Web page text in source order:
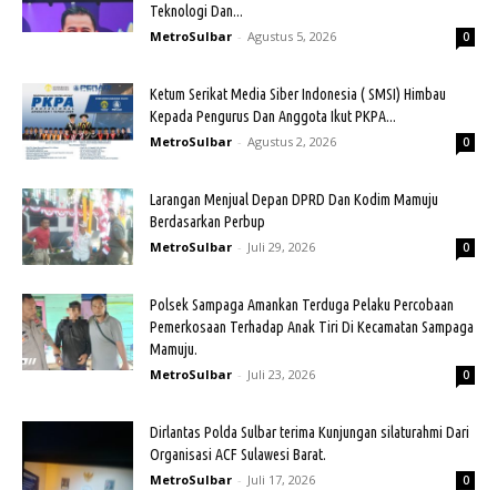
Teknologi Dan...
MetroSulbar - Agustus 5, 2026 0
Ketum Serikat Media Siber Indonesia ( SMSI) Himbau
Kepada Pengurus Dan Anggota Ikut PKPA...
MetroSulbar - Agustus 2, 2026 0
Larangan Menjual Depan DPRD Dan Kodim Mamuju
Berdasarkan Perbup
MetroSulbar - Juli 29, 2026 0
Polsek Sampaga Amankan Terduga Pelaku Percobaan
Pemerkosaan Terhadap Anak Tiri Di Kecamatan Sampaga
Mamuju.
MetroSulbar - Juli 23, 2026 0
Dirlantas Polda Sulbar terima Kunjungan silaturahmi Dari
Organisasi ACF Sulawesi Barat.
MetroSulbar - Juli 17, 2026 0